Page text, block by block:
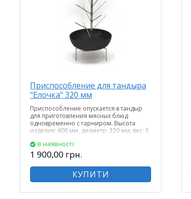
Приспособление для тандыра
"Елочка" 320 мм
Приспособление опускается в тандыр
для приготовления мясных блюд
одновременно с гарниром. Высота
изделия: 600 мм, диаметр: 320 мм, вес: 3
в наявності
1 900,00 грн.
КУПИТИ